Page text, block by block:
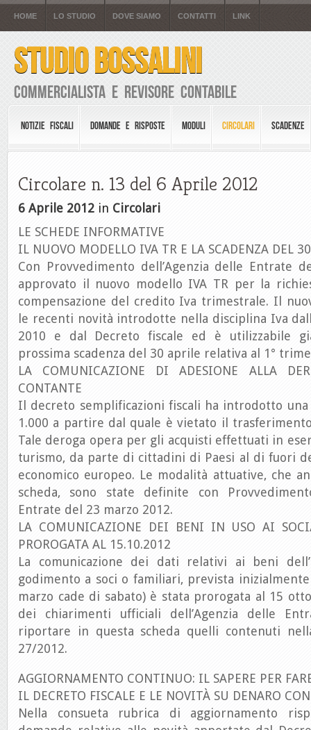
HOME LO STUDIO DOVE SIAMO CONTATTI LINK
STUDIO BOSSALINI
Commercialista e Revisore Contabile
NOTIZIE FISCALI DOMANDE E RISPOSTE MODULI CIRCOLARI SCADENZE
Circolare n. 13 del 6 Aprile 2012
6 Aprile 2012 in Circolari
LE SCHEDE INFORMATIVE
IL NUOVO MODELLO IVA TR E LA SCADENZA DEL
Con Provvedimento dell’Agenzia delle Entrate
approvato il nuovo modello IVA TR per la
compensazione del credito Iva trimestrale. Il
le recenti novità introdotte nella disciplina Iva
2010 e dal Decreto fiscale ed è utilizzabile
prossima scadenza del 30 aprile relativa al 1°
LA COMUNICAZIONE DI ADESIONE ALLA
CONTANTE
Il decreto semplificazioni fiscali ha introdotto
1.000 a partire dal quale è vietato il
Tale deroga opera per gli acquisti effettuati in
turismo, da parte di cittadini di Paesi al di fuori
economico europeo. Le modalità attuative, che
scheda, sono state definite con
Entrate del 23 marzo 2012.
LA COMUNICAZIONE DEI BENI IN USO AI
PROROGATA AL 15.10.2012
La comunicazione dei dati relativi ai beni
godimento a soci o familiari, prevista
marzo cade di sabato) è stata prorogata al 15
dei chiarimenti ufficiali dell’Agenzia delle
riportare in questa scheda quelli contenuti
27/2012.
AGGIORNAMENTO CONTINUO: IL SAPERE PER
IL DECRETO FISCALE E LE NOVITÀ SU DENARO
Nella consueta rubrica di aggiornamento